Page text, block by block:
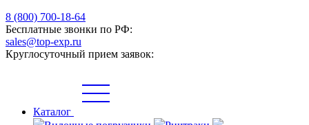
8 (800) 700-18-64
Бесплатные звонки по РФ:
sales@top-exp.ru
Круглосуточный прием заявок:
Каталог